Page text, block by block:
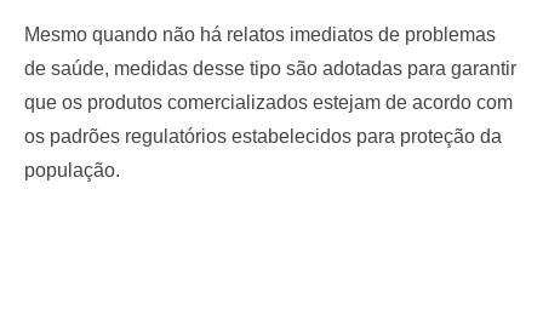
Mesmo quando não há relatos imediatos de problemas
de saúde, medidas desse tipo são adotadas para garantir
que os produtos comercializados estejam de acordo com
os padrões regulatórios estabelecidos para proteção da
população.